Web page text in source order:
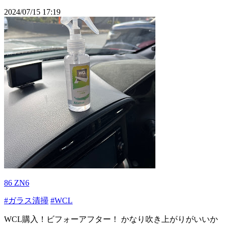
2024/07/15 17:19
86 ZN6
#ガラス清掃 #WCL
WCL購入！ビフォーアフター！ かなり吹き上がりがいいか